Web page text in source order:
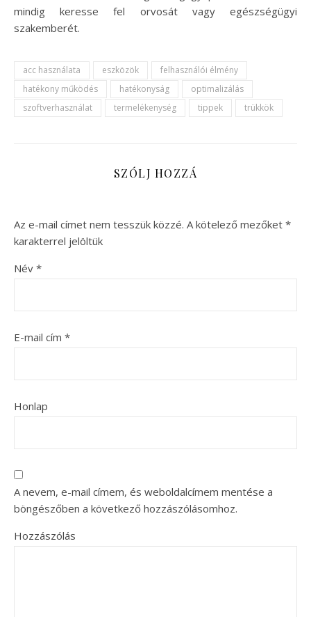
mindig keresse fel orvosát vagy egészségügyi
szakemberét.
acc használata eszközök
felhasználói élmény
hatékony működés
hatékonyság
optimalizálás
szoftverhasználat
termelékenység tippek trükkök
SZÓLJ HOZZÁ
Az e-mail címet nem tesszük közzé. A kötelező mezőket *
karakterrel jelöltük
Név *
E-mail cím *
Honlap
A nevem, e-mail címem, és weboldalcímem mentése a
böngészőben a következő hozzászólásomhoz.
Hozzászólás